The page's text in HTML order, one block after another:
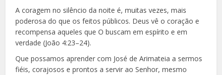
A coragem no silêncio da noite é, muitas vezes, mais
poderosa do que os feitos públicos. Deus vê o coração e
recompensa aqueles que O buscam em espírito e em
verdade (João 4:23–24).
Que possamos aprender com José de Arimateia a sermos
fiéis, corajosos e prontos a servir ao Senhor, mesmo